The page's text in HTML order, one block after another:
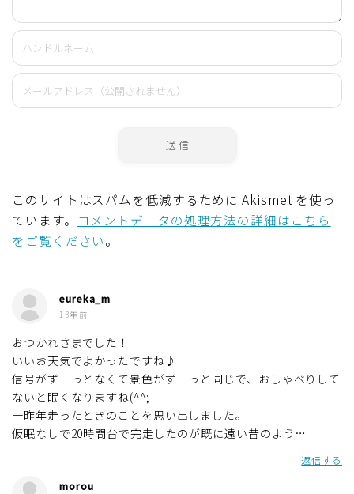
このサイトはスパムを低減するために Akismet を使っ
ています。 コメントデータの処理方法の詳細はこちら
をご覧ください。
eureka_m
13年前
おつかれさまでした！
いいお天気でよかったですね♪
信号がずーっとなくて景色がずーっと同じで、おしゃべりして
ないと眠くなりますね(^^;
一昨年走ったときのことを思い出しました。
仮眠なしで20時間台で完走したのが既に遠い昔のよう…
返信する
morou